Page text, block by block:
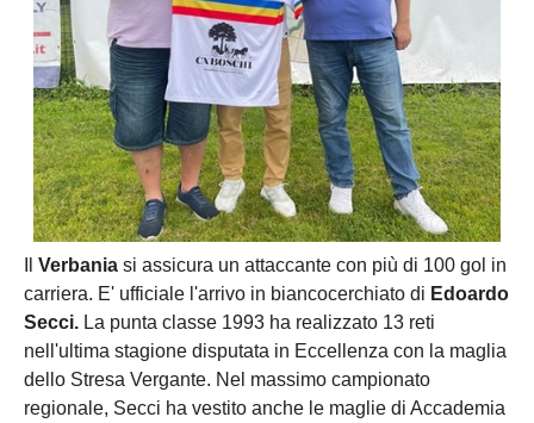
Carica la tua Rosa
Verbania si assicura un attaccante con più di 100 gol in
carriera. E' ufficiale l'arrivo in biancocerchiato di Edoardo
Secci. La punta classe 1993 ha realizzato 13 reti
nell'ultima stagione disputata in Eccellenza con la maglia
dello Stresa Vergante. Nel massimo campionato
regionale, Secci ha vestito anche le maglie di Accademia